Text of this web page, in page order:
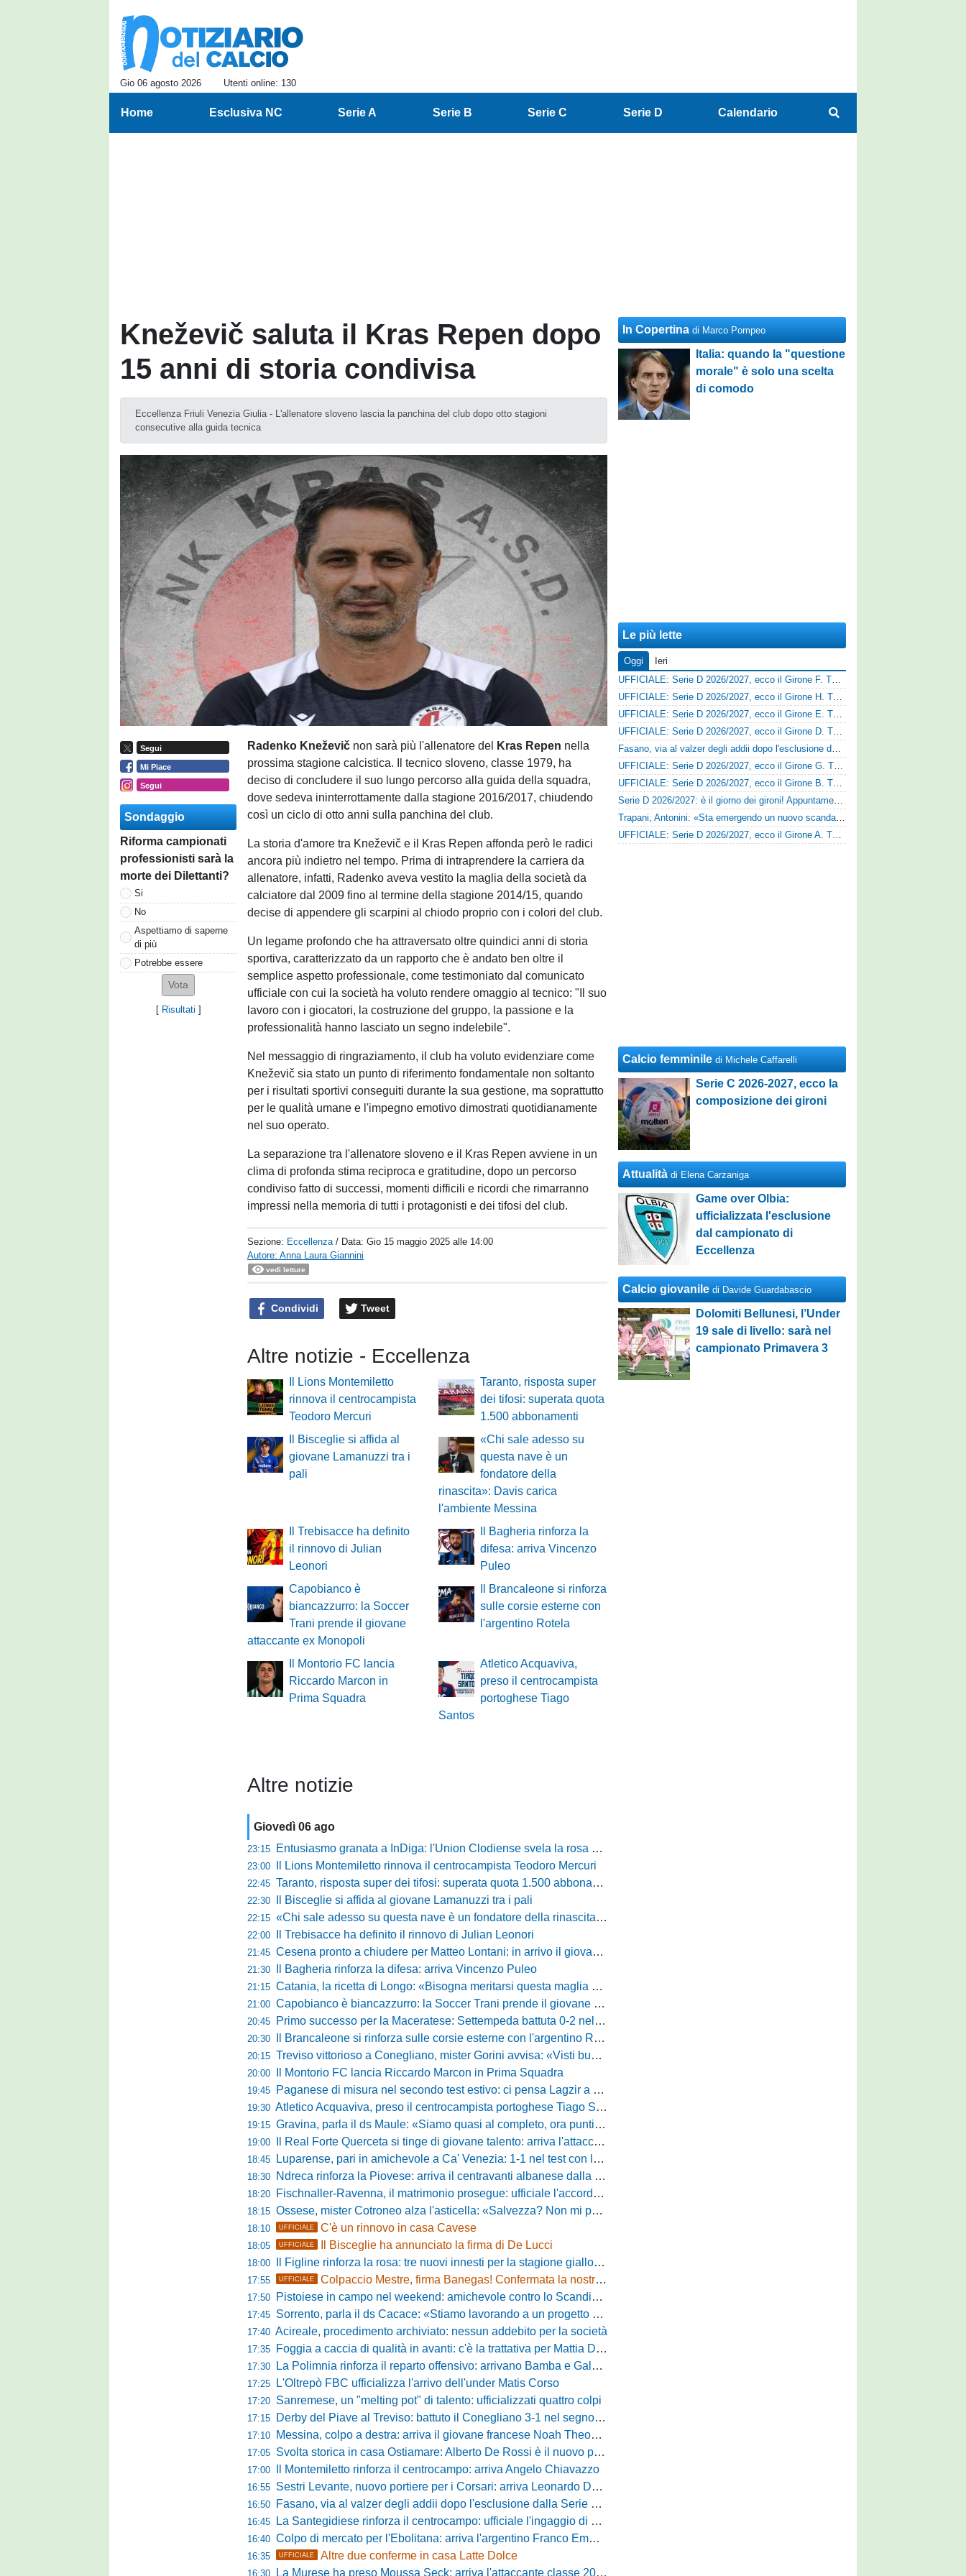
Gio 06 agosto 2026 Utenti online: 130
Home Esclusiva NC Serie A Serie B Serie C Serie D Calendario
Kneževič saluta il Kras Repen dopo
15 anni di storia condivisa
Eccellenza Friuli Venezia Giulia - L'allenatore sloveno lascia la panchina del club dopo otto stagioni
consecutive alla guida tecnica
Segui
Mi Piace
Segui
Sondaggio
Riforma campionati
professionisti sarà la
morte dei Dilettanti?
Si
No
Aspettiamo di saperne
di più
Potrebbe essere
[ Risultati ]
Radenko Kneževič non sarà più l'allenatore del Kras Repen nella
prossima stagione calcistica. Il tecnico sloveno, classe 1979, ha
deciso di concludere il suo lungo percorso alla guida della squadra,
dove sedeva ininterrottamente dalla stagione 2016/2017, chiudendo
così un ciclo di otto anni sulla panchina del club.
La storia d'amore tra Kneževič e il Kras Repen affonda però le radici
ancora più indietro nel tempo. Prima di intraprendere la carriera da
allenatore, infatti, Radenko aveva vestito la maglia della società da
calciatore dal 2009 fino al termine della stagione 2014/15, quando
decise di appendere gli scarpini al chiodo proprio con i colori del club.
Un legame profondo che ha attraversato oltre quindici anni di storia
sportiva, caratterizzato da un rapporto che è andato ben oltre il
semplice aspetto professionale, come testimoniato dal comunicato
ufficiale con cui la società ha voluto rendere omaggio al tecnico: "Il suo
lavoro con i giocatori, la costruzione del gruppo, la passione e la
professionalità hanno lasciato un segno indelebile".
Nel messaggio di ringraziamento, il club ha voluto evidenziare come
Kneževič sia stato un punto di riferimento fondamentale non soltanto
per i risultati sportivi conseguiti durante la sua gestione, ma soprattutto
per le qualità umane e l'impegno emotivo dimostrati quotidianamente
nel suo operato.
La separazione tra l'allenatore sloveno e il Kras Repen avviene in un
clima di profonda stima reciproca e gratitudine, dopo un percorso
condiviso fatto di successi, momenti difficili e ricordi che rimarranno
impressi nella memoria di tutti i protagonisti e dei tifosi del club.
Sezione: Eccellenza / Data:Gio 15 maggio 2025 alle 14:00
Autore: Anna Laura Giannini
vedi letture
Condividi Tweet
Altre notizie - Eccellenza
Il Lions Montemiletto
rinnova il centrocampista
Teodoro Mercuri
Taranto, risposta super
dei tifosi: superata quota
1.500 abbonamenti
Il Bisceglie si affida al
giovane Lamanuzzi tra i
pali
«Chi sale adesso su
questa nave è un
fondatore della
rinascita»: Davis carica
l'ambiente Messina
Il Trebisacce ha definito
il rinnovo di Julian
Leonori
Il Bagheria rinforza la
difesa: arriva Vincenzo
Puleo
Capobianco è
biancazzurro: la Soccer
Trani prende il giovane
attaccante ex Monopoli
Il Brancaleone si rinforza
sulle corsie esterne con
l'argentino Rotela
Il Montorio FC lancia
Riccardo Marcon in
Prima Squadra
Atletico Acquaviva,
preso il centrocampista
portoghese Tiago
Santos
Altre notizie
Giovedì 06 ago
23:15 Entusiasmo granata a InDiga: l'Union Clodiense svela la rosa per la nuova annata
23:00 Il Lions Montemiletto rinnova il centrocampista Teodoro Mercuri
22:45 Taranto, risposta super dei tifosi: superata quota 1.500 abbonamenti
22:30 Il Bisceglie si affida al giovane Lamanuzzi tra i pali
22:15 «Chi sale adesso su questa nave è un fondatore della rinascita»: Davis carica l'ambiente Messina
22:00 Il Trebisacce ha definito il rinnovo di Julian Leonori
21:45 Cesena pronto a chiudere per Matteo Lontani: in arrivo il giovane talento dello Spezia
21:30 Il Bagheria rinforza la difesa: arriva Vincenzo Puleo
21:15 Catania, la ricetta di Longo: «Bisogna meritarsi questa maglia ogni singolo giorno»
21:00 Capobianco è biancazzurro: la Soccer Trani prende il giovane attaccante ex Monopoli
20:45 Primo successo per la Maceratese: Settempeda battuta 0-2 nella ripresa
20:30 Il Brancaleone si rinforza sulle corsie esterne con l'argentino Rotela
20:15 Treviso vittorioso a Conegliano, mister Gorini avvisa: «Visti buoni spunti, ma c'è ancora tanto da lavorare»
20:00 Il Montorio FC lancia Riccardo Marcon in Prima Squadra
19:45 Paganese di misura nel secondo test estivo: ci pensa Lagzir a piegare l'Equipe Campania
19:30 Atletico Acquaviva, preso il centrocampista portoghese Tiago Santos
19:15 Gravina, parla il ds Maule: «Siamo quasi al completo, ora puntiamo sugli esterni d'attacco»
19:00 Il Real Forte Querceta si tinge di giovane talento: arriva l'attaccante Lucchesi
18:45 Luparense, pari in amichevole a Ca' Venezia: 1-1 nel test con la Primavera lagunare
18:30 Ndreca rinforza la Piovese: arriva il centravanti albanese dalla serie D
18:20 Fischnaller-Ravenna, il matrimonio prosegue: ufficiale l'accordo quinquennale per l'attacco
18:15 Ossese, mister Cotroneo alza l'asticella: «Salvezza? Non mi pongo limiti, voglio vincere più partite possibile»
18:10 UFFICIALE C'è un rinnovo in casa Cavese
18:05 UFFICIALE Il Bisceglie ha annunciato la firma di De Lucci
18:00 Il Figline rinforza la rosa: tre nuovi innesti per la stagione gialloblù
17:55 UFFICIALE Colpaccio Mestre, firma Banegas! Confermata la nostra anteprima
17:50 Pistoiese in campo nel weekend: amichevole contro lo Scandicci allo stadio Strulli di Monsummano
17:45 Sorrento, parla il ds Cacace: «Stiamo lavorando a un progetto ambizioso»
17:40 Acireale, procedimento archiviato: nessun addebito per la società
17:35 Foggia a caccia di qualità in avanti: c'è la trattativa per Mattia Della Morte
17:30 La Polimnia rinforza il reparto offensivo: arrivano Bamba e Galeota
17:25 L'Oltrepò FBC ufficializza l'arrivo dell'under Matis Corso
17:20 Sanremese, un "melting pot" di talento: ufficializzati quattro colpi
17:15 Derby del Piave al Treviso: battuto il Conegliano 3-1 nel segno di Gerbi e Vita
17:10 Messina, colpo a destra: arriva il giovane francese Noah Theodore
17:05 Svolta storica in casa Ostiamare: Alberto De Rossi è il nuovo presidente biancoviola
17:00 Il Montemiletto rinforza il centrocampo: arriva Angelo Chiavazzo
16:55 Sestri Levante, nuovo portiere per i Corsari: arriva Leonardo De Franceschi
16:50 Fasano, via al valzer degli addii dopo l'esclusione dalla Serie D: Salzano verso una big campana
16:45 La Santegidiese rinforza il centrocampo: ufficiale l'ingaggio di Luca Scimia
16:40 Colpo di mercato per l'Ebolitana: arriva l'argentino Franco Emmanuel Boló
16:35 UFFICIALE Altre due conferme in casa Latte Dolce
16:30 La Murese ha preso Moussa Seck: arriva l'attaccante classe 2006
In Copertina di Marco Pompeo
Italia: quando la "questione
morale" è solo una scelta
di comodo
Le più lette
Oggi
Ieri
UFFICIALE: Serie D 2026/2027, ecco il Girone F. Tutte le squadre
UFFICIALE: Serie D 2026/2027, ecco il Girone H. Tutte le squadre
UFFICIALE: Serie D 2026/2027, ecco il Girone E. Tutte le squadre
UFFICIALE: Serie D 2026/2027, ecco il Girone D. Tutte le squadre
Fasano, via al valzer degli addii dopo l'esclusione dalla Serie D: Salzano verso una big campana
UFFICIALE: Serie D 2026/2027, ecco il Girone G. Tutte le squadre
UFFICIALE: Serie D 2026/2027, ecco il Girone B. Tutte le squadre
Serie D 2026/2027: è il giorno dei gironi! Appuntamento fissato
Trapani, Antonini: «Sta emergendo un nuovo scandalo»
UFFICIALE: Serie D 2026/2027, ecco il Girone A. Tutte le squadre
Calcio femminile di Michele Caffarelli
Serie C 2026-2027, ecco la
composizione dei gironi
Attualità di Elena Carzaniga
Game over Olbia:
ufficializzata l'esclusione
dal campionato di
Eccellenza
Calcio giovanile di Davide Guardabascio
Dolomiti Bellunesi, l’Under
19 sale di livello: sarà nel
campionato Primavera 3